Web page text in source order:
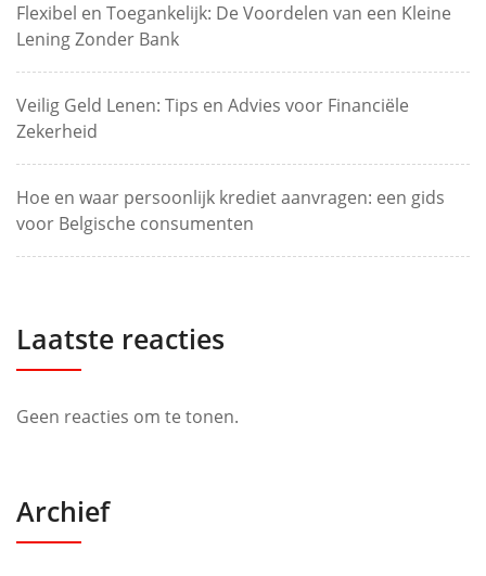
Flexibel en Toegankelijk: De Voordelen van een Kleine
Lening Zonder Bank
Veilig Geld Lenen: Tips en Advies voor Financiële
Zekerheid
Hoe en waar persoonlijk krediet aanvragen: een gids
voor Belgische consumenten
Laatste reacties
Geen reacties om te tonen.
Archief